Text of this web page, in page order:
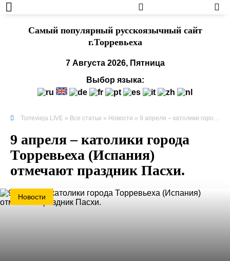
Cамый популярный русскоязычный сайт
г.Торревьеха
7 Августа 2026, Пятница
Выбор языка:
Torrevieja LIVE » Все статьи » Новости » 9 апреля – католики города Торревьеха (Испания) отмечают праздник Пасхи.
9 апреля – католики города
Торревьеха (Испания)
отмечают праздник Пасхи.
Новости